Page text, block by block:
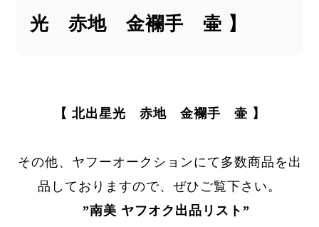
光 赤地 金襴手 壷 】
【 北出星光 赤地 金襴手 壷 】
その他、ヤフーオークションにて多数商品を出
品しておりますので、ぜひご覧下さい。
”南美 ヤフオク出品リスト ”